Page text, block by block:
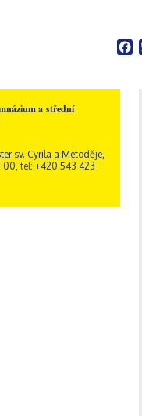
a střední
sv. Cyrila a Metoděje,
00, tel: +420 543 423